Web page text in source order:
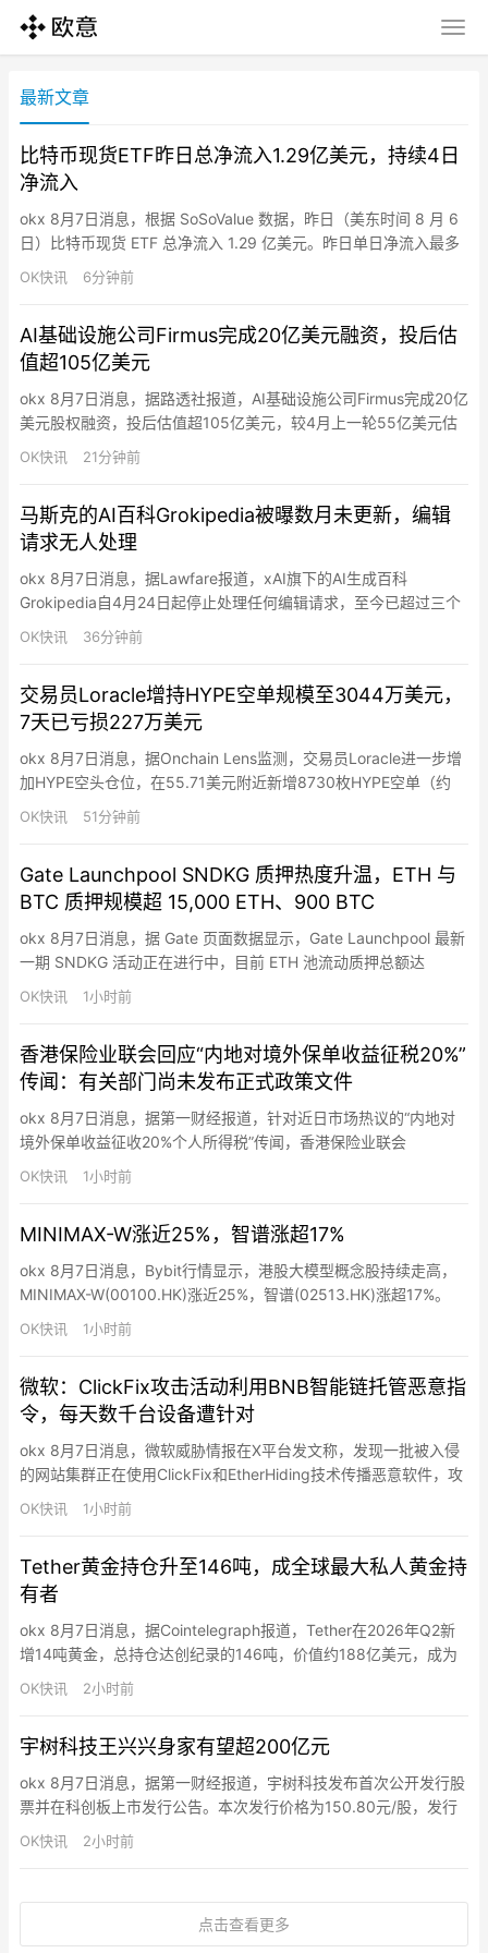
最新文章
比特币现货ETF昨日总净流入1.29亿美元，持续4日
净流入
okx 8月7日消息，根据 SoSoValue 数据，昨日（美东时间 8 月 6
日）比特币现货 ETF 总净流入 1.29 亿美元。昨日单日净流入最多
的比特币现货 ETF 为贝莱德 (Blackrock） ETF IBIT，单日净流入
为 1.28 亿美元，目前 IBIT 历史总净流入达 610.88 亿美元。其次
OK快讯 6分钟前
AI基础设施公司Firmus完成20亿美元融资，投后估
值超105亿美元
okx 8月7日消息，据路透社报道，AI基础设施公司Firmus完成20亿
美元股权融资，投后估值超105亿美元，较4月上一轮55亿美元估
值近乎翻倍。英伟达和Coatue Management继续跟投，
Blackstone基金和Jane Street也参与本轮融资。资金将用于加速
DSX AI工厂参…
OK快讯 21分钟前
马斯克的AI百科Grokipedia被曝数月未更新，编辑
请求无人处理
okx 8月7日消息，据Lawfare报道，xAI旗下的AI生成百科
Grokipedia自4月24日起停止处理任何编辑请求，至今已超过三个
月。此前编辑处理速度较快，但此后所有待审编辑均停留在“审核
中”状态，系统不再批准或拒绝任何修改。Grokipedia的自动后台系
求全部来自人类用户，进入无人处理的…
OK快讯 36分钟前
交易员Loracle增持HYPE空单规模至3044万美元，
7天已亏损227万美元
okx 8月7日消息，据Onchain Lens监测，交易员Loracle进一步增
加HYPE空头仓位，在55.71美元附近新增8730枚HYPE空单（约
48.6万美元）。当前持有54.672万枚HYPE（约3044万美元）空
头，开仓价52.90美元，浮亏约152万美元，清算价82.28美元。该
OK快讯 51分钟前
Gate Launchpool SNDKG 质押热度升温，ETH 与
BTC 质押规模超 15,000 ETH、900 BTC
okx 8月7日消息，据 Gate 页面数据显示，Gate Launchpool 最新
一期 SNDKG 活动正在进行中，目前 ETH 池流动质押总额达
15,364.69 ETH，当前 APR 为 4.63%；BTC 池流动质押总额达
934.16 BTC，当前 APR 为 2.13%；GT 池流动质押总额达
OK快讯 1小时前
香港保险业联会回应“内地对境外保单收益征税20%”
传闻：有关部门尚未发布正式政策文件
okx 8月7日消息，据第一财经报道，针对近日市场热议的“内地对
境外保单收益征收20%个人所得税”传闻，香港保险业联会
（HKFI）今日作出回应。保联表示，截至目前为止，有关部门尚未
发布正式政策文件或执行细则，保联正持续了解及密切关注相关发
应中强调，预期客户对保障、财富传承及资产配置的需求仍然殷
切。香港…
OK快讯 1小时前
MINIMAX-W涨近25%，智谱涨超17%
okx 8月7日消息，Bybit行情显示，港股大模型概念股持续走高，
MINIMAX-W(00100.HK)涨近25%，智谱(02513.HK)涨超17%。
OK快讯 1小时前
微软：ClickFix攻击活动利用BNB智能链托管恶意指
令，每天数千台设备遭针对
okx 8月7日消息，微软威胁情报在X平台发文称，发现一批被入侵
的网站集群正在使用ClickFix和EtherHiding技术传播恶意软件，攻
击活动每天针对全球数千台企业及消费者设备发起攻击。攻击者通
过注入Base64编码JavaScript联系BNB智能链（BNB Smart
约内容仅部署者钱…
OK快讯 1小时前
Tether黄金持仓升至146吨，成全球最大私人黄金持
有者
okx 8月7日消息，据Cointelegraph报道，Tether在2026年Q2新
增14吨黄金，总持仓达创纪录的146吨，价值约188亿美元，成为
央行和政府以外最大的已知私人黄金持有者。
OK快讯 2小时前
宇树科技王兴兴身家有望超200亿元
okx 8月7日消息，据第一财经报道，宇树科技发布首次公开发行股
票并在科创板上市发行公告。本次发行价格为150.80元/股，发行
的股票数量为4044.64万股，发行后总股本为4.045亿股。宇树科
技初始发行市值近610亿元。招股书显示，发行前宇树科技创始人
身家达203.5亿元
OK快讯 2小时前
点击查看更多